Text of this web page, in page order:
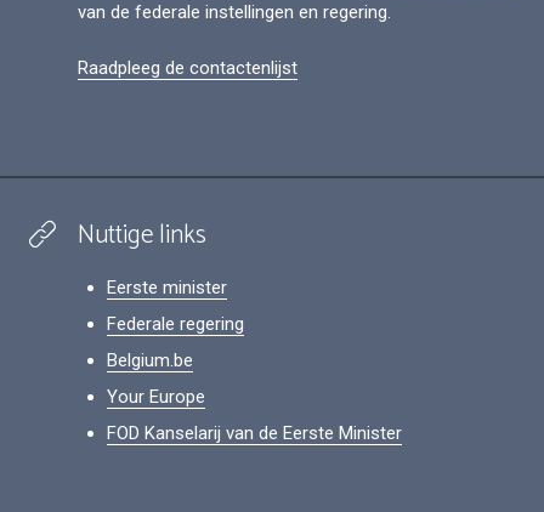
van de federale instellingen en regering.
Raadpleeg de contactenlijst
Nuttige links
Eerste minister
Federale regering
Belgium.be
Your Europe
FOD Kanselarij van de Eerste Minister